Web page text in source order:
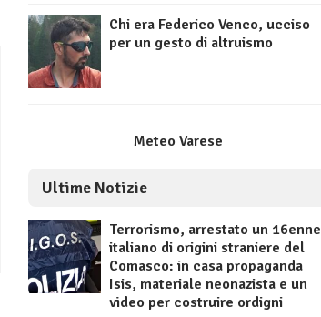
Chi era Federico Venco, ucciso
per un gesto di altruismo
Meteo Varese
Ultime Notizie
Terrorismo, arrestato un 16enne
italiano di origini straniere del
Comasco: in casa propaganda
Isis, materiale neonazista e un
video per costruire ordigni